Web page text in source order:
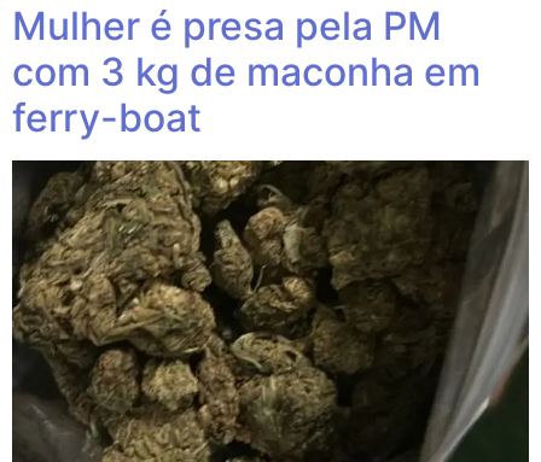
Mulher é presa pela PM
com 3 kg de maconha em
ferry-boat